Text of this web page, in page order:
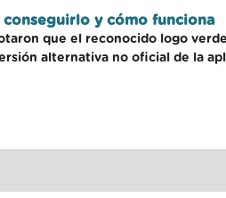
y cómo funciona
que el reconocido logo
alternativa no oficial de la